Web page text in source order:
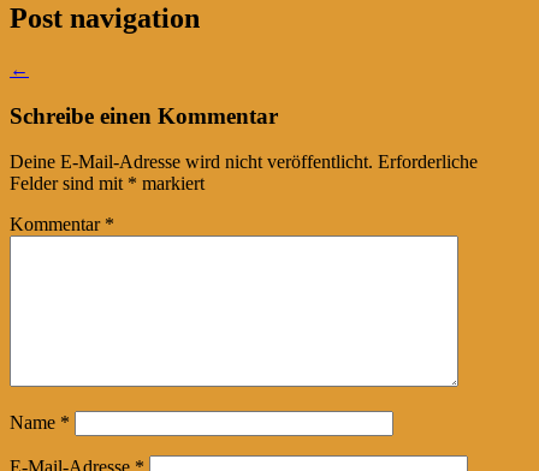
Post navigation
←
Schreibe einen Kommentar
Deine E-Mail-Adresse wird nicht veröffentlicht. Erforderliche
Felder sind mit * markiert
Kommentar *
Name *